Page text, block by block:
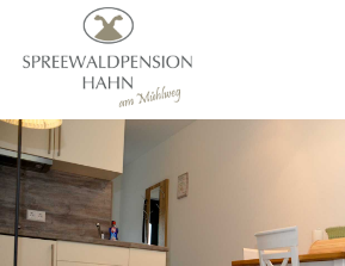
Pension